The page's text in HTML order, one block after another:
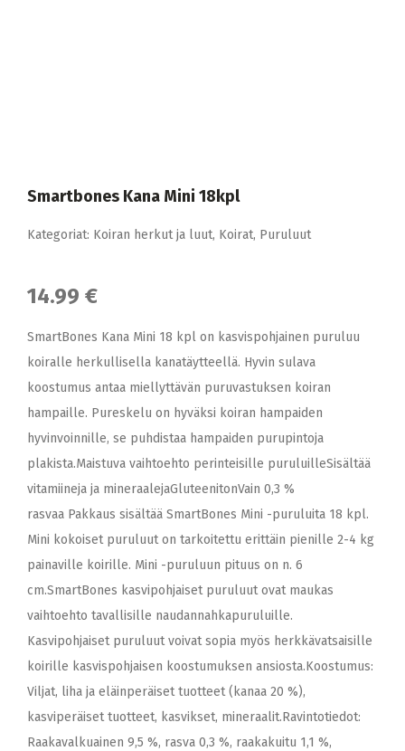
Smartbones Kana Mini 18kpl
Kategoriat: Koiran herkut ja luut, Koirat, Puruluut
14.99 €
SmartBones Kana Mini 18 kpl on kasvispohjainen puruluu
koiralle herkullisella kanatäytteellä. Hyvin sulava
koostumus antaa miellyttävän puruvastuksen koiran
hampaille. Pureskelu on hyväksi koiran hampaiden
hyvinvoinnille, se puhdistaa hampaiden purupintoja
plakista.Maistuva vaihtoehto perinteisille puruluilleSisältää
vitamiineja ja mineraalejaGluteenitonVain 0,3 %
rasvaa Pakkaus sisältää SmartBones Mini -puruluita 18 kpl.
Mini kokoiset puruluut on tarkoitettu erittäin pienille 2-4 kg
painaville koirille. Mini -puruluun pituus on n. 6
cm.SmartBones kasvipohjaiset puruluut ovat maukas
vaihtoehto tavallisille naudannahkapuruluille.
Kasvipohjaiset puruluut voivat sopia myös herkkävatsaisille
koirille kasvispohjaisen koostumuksen ansiosta.Koostumus:
Viljat, liha ja eläinperäiset tuotteet (kanaa 20 %),
kasviperäiset tuotteet, kasvikset, mineraalit.Ravintotiedot:
Raakavalkuainen 9,5 %, rasva 0,3 %, raakakuitu 1,1 %,